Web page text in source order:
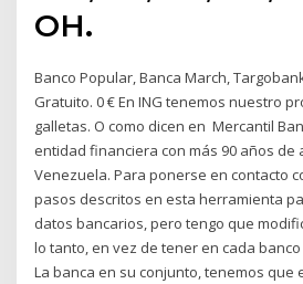
OH.
Banco Popular, Banca March,
Gratuito. 0 € En ING tenemos nuestro
galletas. O como dicen en Mercantil
entidad financiera con más 90 años de
Venezuela. Para ponerse en contacto
pasos descritos en esta herramienta
datos bancarios, pero tengo que
lo tanto, en vez de tener en cada
La banca en su conjunto, tenemos que